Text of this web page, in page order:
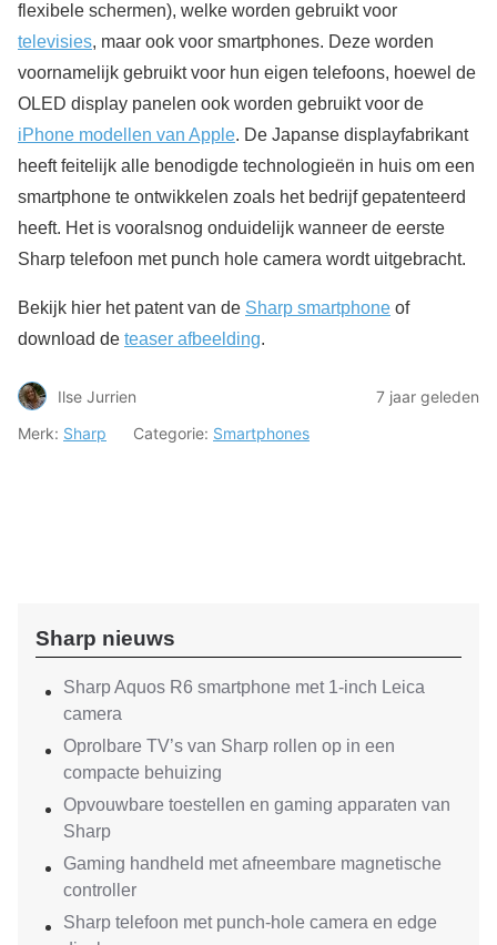
flexibele schermen), welke worden gebruikt voor
televisies, maar ook voor smartphones. Deze worden
voornamelijk gebruikt voor hun eigen telefoons, hoewel de
OLED display panelen ook worden gebruikt voor de
iPhone modellen van Apple. De Japanse displayfabrikant
heeft feitelijk alle benodigde technologieën in huis om een
smartphone te ontwikkelen zoals het bedrijf gepatenteerd
heeft. Het is vooralsnog onduidelijk wanneer de eerste
Sharp telefoon met punch hole camera wordt uitgebracht.
Bekijk hier het patent van de Sharp smartphone of
download de teaser afbeelding.
Ilse Jurrien
7 jaar geleden
Merk: Sharp Categorie: Smartphones
Sharp nieuws
Sharp Aquos R6 smartphone met 1-inch Leica
camera
Oprolbare TV’s van Sharp rollen op in een
compacte behuizing
Opvouwbare toestellen en gaming apparaten van
Sharp
Gaming handheld met afneembare magnetische
controller
Sharp telefoon met punch-hole camera en edge